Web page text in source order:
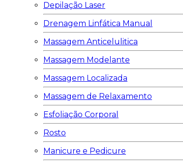
Depilação Laser
Drenagem Linfática Manual
Massagem Anticelulitica
Massagem Modelante
Massagem Localizada
Massagem de Relaxamento
Esfoliação Corporal
Rosto
Manicure e Pedicure